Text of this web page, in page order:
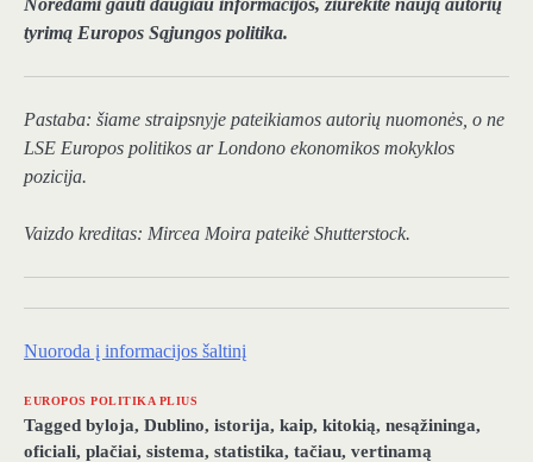
Norėdami gauti daugiau informacijos, žiūrėkite naują autorių
tyrimą Europos Sąjungos politika.
Pastaba: šiame straipsnyje pateikiamos autorių nuomonės, o ne
LSE Europos politikos ar Londono ekonomikos mokyklos
pozicija.
Vaizdo kreditas: Mircea Moira pateikė Shutterstock.
Nuoroda į informacijos šaltinį
EUROPOS POLITIKA PLIUS
Tagged byloja, Dublino, istorija, kaip, kitokią, nesąžininga,
oficiali, plačiai, sistema, statistika, tačiau, vertinamą